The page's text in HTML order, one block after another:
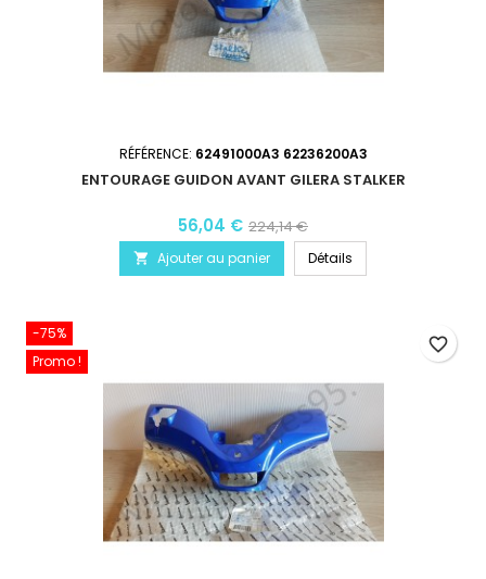
RÉFÉRENCE: 62491000A3 62236200A3
ENTOURAGE GUIDON AVANT GILERA STALKER
56,04 € 224,14 €
 Ajouter au panier Détails
-75%
Promo !
favorite_border